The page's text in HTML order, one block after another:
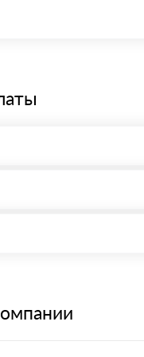
количества заказанного